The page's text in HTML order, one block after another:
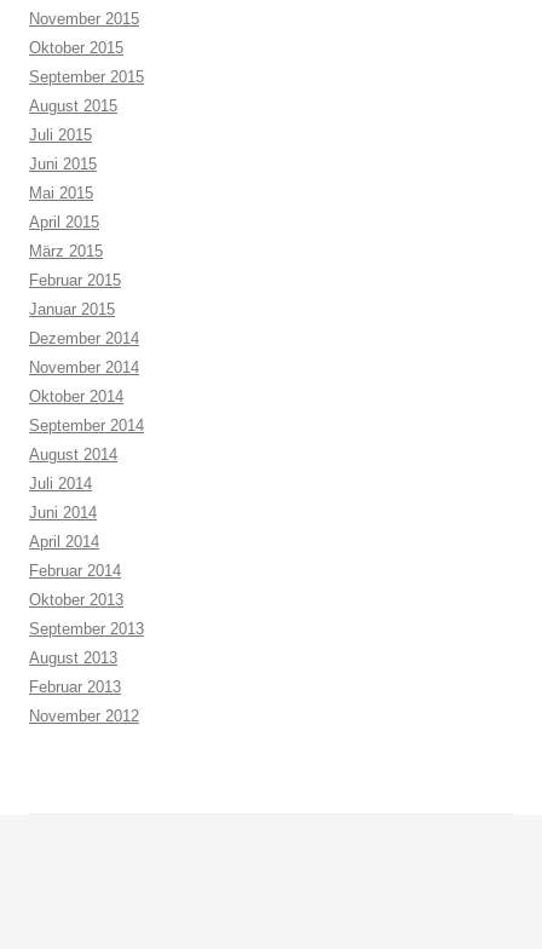
November 2015
Oktober 2015
September 2015
August 2015
Juli 2015
Juni 2015
Mai 2015
April 2015
März 2015
Februar 2015
Januar 2015
Dezember 2014
November 2014
Oktober 2014
September 2014
August 2014
Juli 2014
Juni 2014
April 2014
Februar 2014
Oktober 2013
September 2013
August 2013
Februar 2013
November 2012